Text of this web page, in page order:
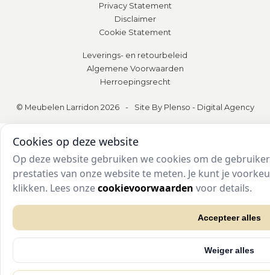
Privacy Statement
Disclaimer
Cookie Statement
Leverings- en retourbeleid
Algemene Voorwaarden
Herroepingsrecht
© Meubelen Larridon 2026 - Site By Plenso - Digital Agency
Cookies op deze website
Op deze website gebruiken we cookies om de
prestaties van onze website te meten. Je kunt je
klikken. Lees onzecookievoorwaarden voor details.
Accepteer alles
Weiger alles